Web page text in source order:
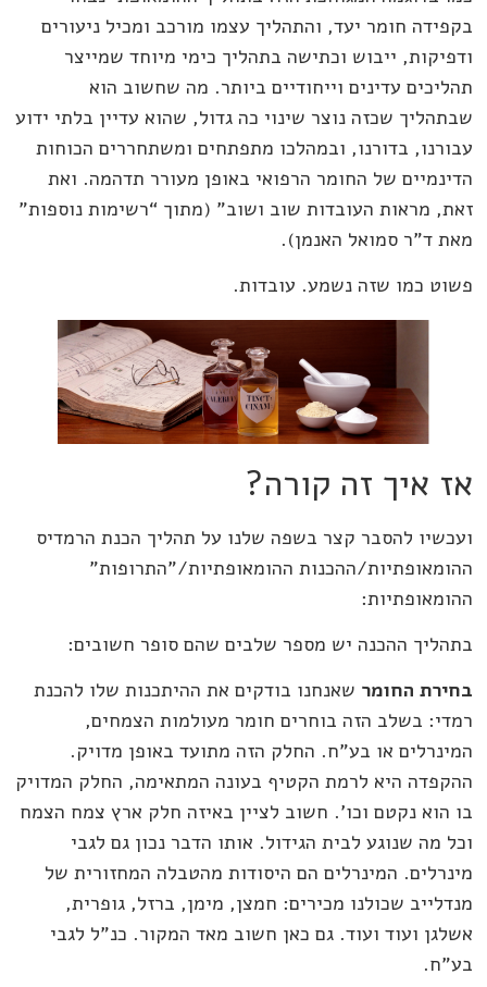
בקפידה חומר יעד, והתהליך עצמו מורכב ומכיל ניעורים
ודפיקות, ייבוש וכתישה בתהליך כימי מיוחד שמייצר
תהליכים עדינים וייחודיים ביותר. מה שחשוב הוא
שבתהליך שכזה נוצר שינוי כה גדול, שהוא עדיין בלתי ידוע
עבורנו, בדורנו, ובמהלכו מתפתחים ומשתחררים הכוחות
הדינמיים של החומר הרפואי באופן מעורר תדהמה. ואת
זאת, מראות העובדות שוב ושוב" (מתוך “רשימות נוספות”
מאת ד”ר סמואל האנמן).
פשוט כמו שזה נשמע. עובדות.
אז איך זה קורה?
ועכשיו להסבר קצר בשפה שלנו על תהליך הכנת הרמדיס
ההומאופתיות/ההכנות ההומאופתיות/"התרופות"
ההומאופתיות:
בתהליך ההכנה יש מספר שלבים שהם סופר חשובים:
בחירת החומר שאנחנו בודקים את ההיתכנות שלו להכנת
רמדי: בשלב הזה בוחרים חומר מעולמות הצמחים,
המינרלים או בע"ח. החלק הזה מתועד באופן מדויק.
ההקפדה היא לרמת הקטיף בעונה המתאימה, החלק המדויק
בו הוא נקטם וכו'. חשוב לציין באיזה חלק ארץ צמח הצמח
וכל מה שנוגע לבית הגידול. אותו הדבר נכון גם לגבי
מינרלים. המינרלים הם היסודות מהטבלה המחזורית של
מנדלייב שכולנו מכירים: חמצן, מימן, ברזל, גופרית,
אשלגן ועוד ועוד. גם כאן חשוב מאד המקור. כנ"ל לגבי
בע"ח.